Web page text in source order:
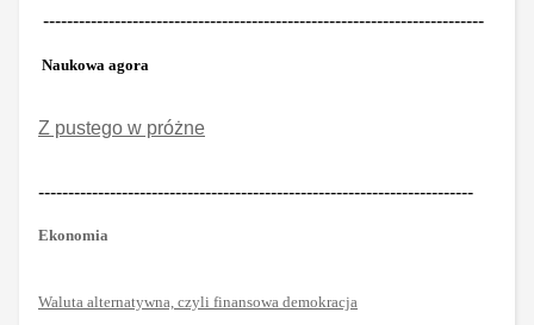
--------------------------------------------------------------------------
Naukowa agora
Z pustego w próżne
-------------------------------------------------------------------------
Ekonomia
Waluta alternatywna, czyli finansowa demokracja